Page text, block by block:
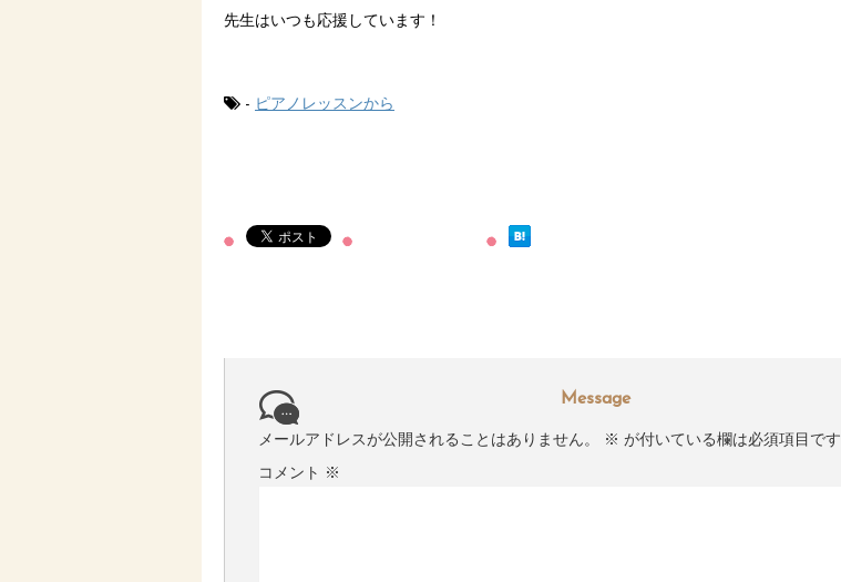
先生はいつも応援しています！
- ピアノレッスンから
Message
メールアドレスが公開されることはありません。 ※ が付いている欄は必須項目です
コメント ※